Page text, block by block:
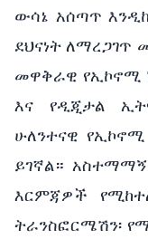
ውሳኔ አሰጣጥ
ደህናነት ለማረጋገጥ
መዋቅራዊ የኢኮኖሚ
እና የዲጂታል
ሁለንተናዊ
ይገኛል።
እርምጃዎች
ትራንስፎርሜሽን፡